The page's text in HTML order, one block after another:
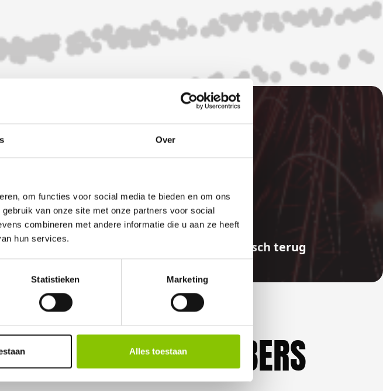
Over
om functies voor social media te bieden en om ons
van onze site met onze partners voor social
combineren met andere informatie die u aan ze heeft
hun services.
Statistieken Marketing
Alles toestaan
wij de betaalde bedragen automatisch terug